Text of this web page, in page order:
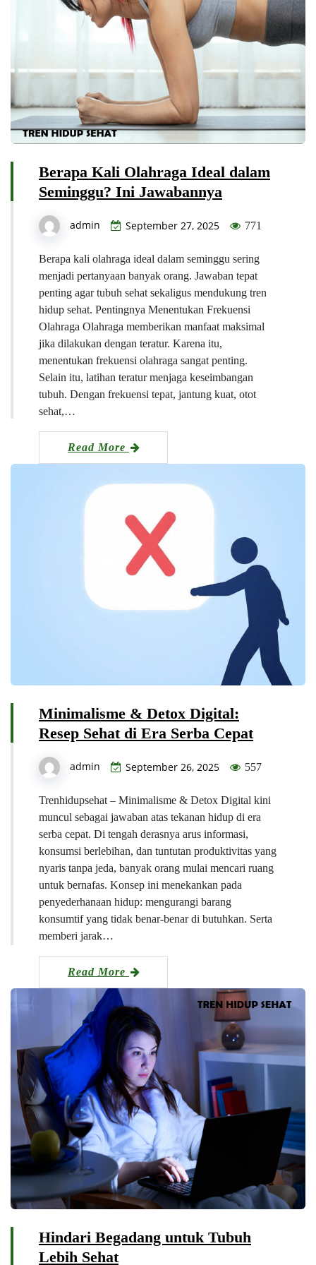
Berapa Kali Olahraga Ideal dalam
Seminggu? Ini Jawabannya
admin September 27, 2025 771
Berapa kali olahraga ideal dalam seminggu sering
menjadi pertanyaan banyak orang. Jawaban tepat
penting agar tubuh sehat sekaligus mendukung tren
hidup sehat. Pentingnya Menentukan Frekuensi
Olahraga Olahraga memberikan manfaat maksimal
jika dilakukan dengan teratur. Karena itu,
menentukan frekuensi olahraga sangat penting.
Selain itu, latihan teratur menjaga keseimbangan
tubuh. Dengan frekuensi tepat, jantung kuat, otot
sehat,…
Read More
Minimalisme & Detox Digital:
Resep Sehat di Era Serba Cepat
admin September 26, 2025 557
Trenhidupsehat – Minimalisme & Detox Digital kini
muncul sebagai jawaban atas tekanan hidup di era
serba cepat. Di tengah derasnya arus informasi,
konsumsi berlebihan, dan tuntutan produktivitas yang
nyaris tanpa jeda, banyak orang mulai mencari ruang
untuk bernafas. Konsep ini menekankan pada
penyederhanaan hidup: mengurangi barang
konsumtif yang tidak benar-benar di butuhkan. Serta
memberi jarak…
Read More
Hindari Begadang untuk Tubuh
Lebih Sehat